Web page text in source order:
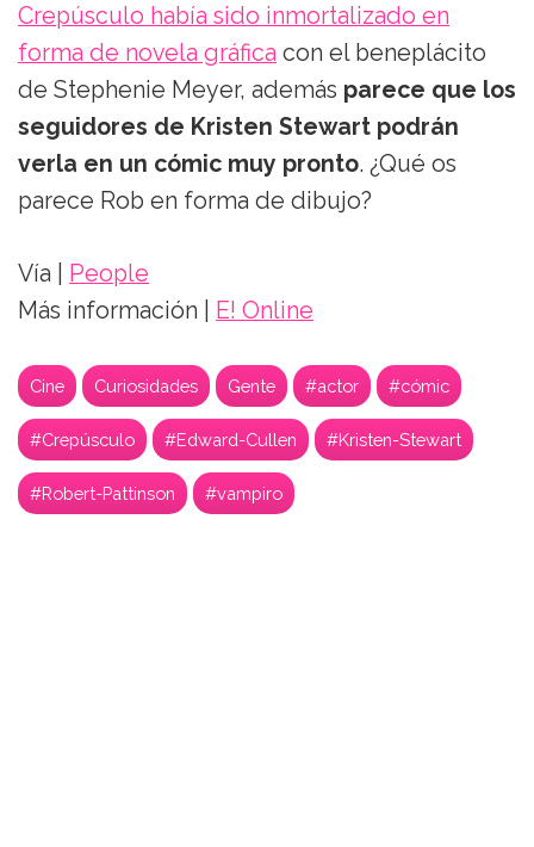
Crepúsculo había sido inmortalizado en
forma de novela gráfica con el beneplácito
de Stephenie Meyer, además parece que los
seguidores de Kristen Stewart podrán
verla en un cómic muy pronto. ¿Qué os
parece Rob en forma de dibujo?
Vía |
People
Más información |
E! Online
Cine Curiosidades Gente #actor #cómic
#Crepúsculo #Edward-Cullen #Kristen-Stewart
#Robert-Pattinson #vampiro